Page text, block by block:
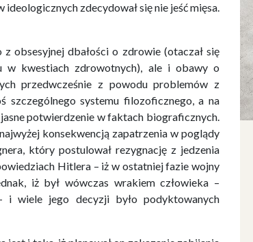
zdecydował się nie jeść mięsa.
obsesyjnej dbałości o zdrowie (otaczał się
w kwestiach zdrowotnych), ale i obawy o
przedwcześnie z powodu problemów z
szczególnego systemu filozoficznego, a na
potwierdzenie w faktach biograficznych.
konsekwencją zapatrzenia w poglądy
który postulował rezygnację z jedzenia
Hitlera – iż w ostatniej fazie wojny
iż był wówczas wrakiem człowieka –
i wiele jego decyzji było podyktowanych